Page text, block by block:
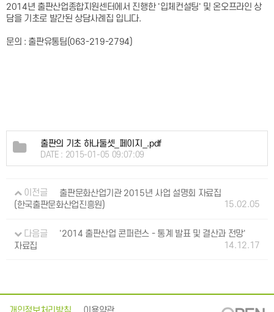
2014년 출판산업종합지원센터에서 진행한 '입체컨설팅' 및 온오프라인 상
담을 기초로 발간된 상담사례집 입니다.
문의 : 출판유통팀(063-219-2794)
출판의 기초 하나둘셋_페이지_.pdf
DATE : 2015-01-05 09:07:09
이전글
출판문화산업기관 2015년 사업 설명회 자료집
(한국출판문화산업진흥원)
15.02.05
다음글
'2014 출판산업 콘퍼런스 - 통계 발표 및 결산과 전망'
자료집
14.12.17